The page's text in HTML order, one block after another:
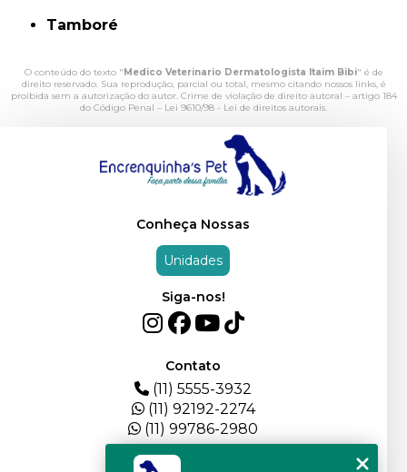
Tamboré
O conteúdo do texto "Medico Veterinario Dermatologista Itaim Bibi" é de
direito reservado. Sua reprodução, parcial ou total, mesmo citando nossos links, é
proibida sem a autorização do autor. Crime de violação de direito autoral – artigo 184
do Código Penal – Lei 9610/98 - Lei de direitos autorais.
Conheça Nossas
Unidades
Siga-nos!
Contato
(11) 5555-3932
(11) 92192-2274
(11) 99786-2980